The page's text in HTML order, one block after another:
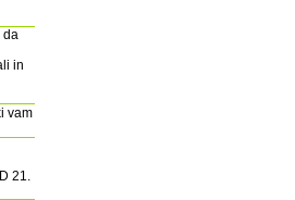
da
in
vam
21.